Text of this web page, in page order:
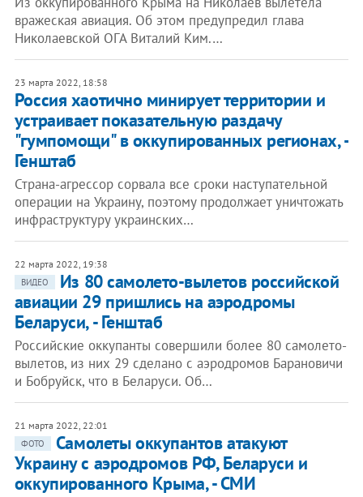
вражеская авиация. Об этом предупредил глава
Николаевской ОГА Виталий Ким.…
23 марта 2022, 18:58
Россия хаотично минирует территории и
устраивает показательную раздачу
"гумпомощи" в оккупированных регионах, -
Генштаб
Страна-агрессор сорвала все сроки наступательной
операции на Украину, поэтому продолжает уничтожать
инфраструктуру украинских…
22 марта 2022, 19:38
ВИДЕО
Из 80 самолето-вылетов российской
авиации 29 пришлись на аэродромы
Беларуси, - Генштаб
Российские оккупанты совершили более 80 самолето-
вылетов, из них 29 сделано с аэродромов Барановичи
и Бобруйск, что в Беларуси. Об…
21 марта 2022, 22:01
ФОТО
Самолеты оккупантов атакуют
Украину с аэродромов РФ, Беларуси и
оккупированного Крыма, - СМИ